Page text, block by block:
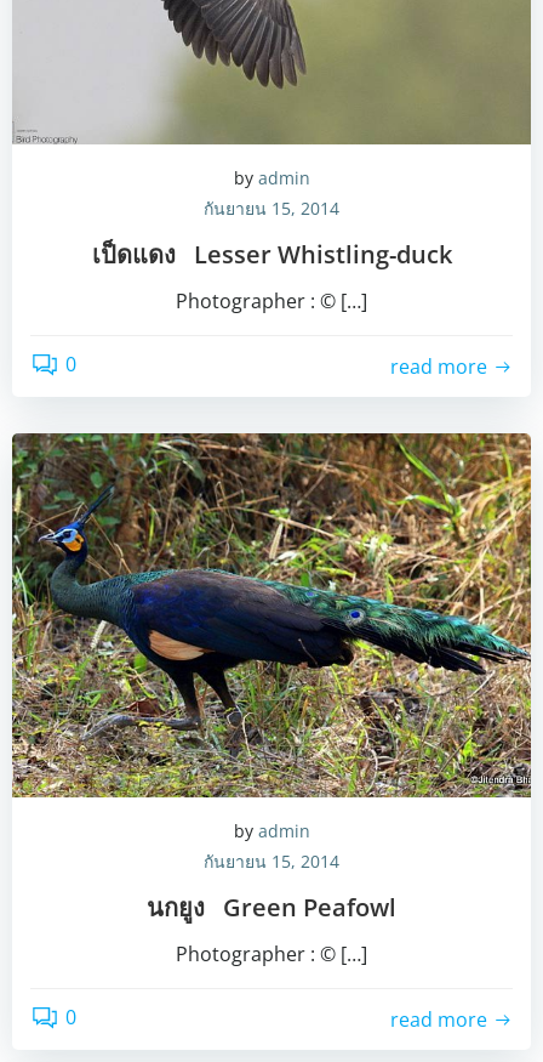
by admin
กันยายน 15, 2014
เป็ดแดง Lesser Whistling-duck
Photographer : © […]
0 read more
by admin
กันยายน 15, 2014
นกยูง Green Peafowl
Photographer : © […]
0 read more